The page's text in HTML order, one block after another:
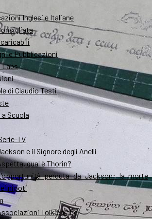
Inglesi e Italiane
e Pubblicazioni
Labs
di Claudio Testi
Scuola
TV
e il Signore degli Anelli
qual è Thorin?
perduta da Jackson: la morte
nipoti
Tolkieniane